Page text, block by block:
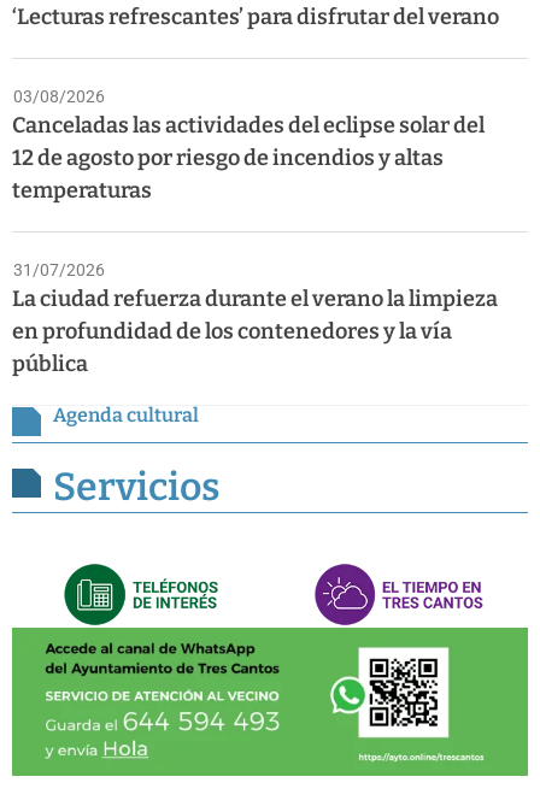
‘Lecturas refrescantes’ para disfrutar del verano
03/08/2026
Canceladas las actividades del eclipse solar del
12 de agosto por riesgo de incendios y altas
temperaturas
31/07/2026
La ciudad refuerza durante el verano la limpieza
en profundidad de los contenedores y la vía
pública
Agenda cultural
Servicios